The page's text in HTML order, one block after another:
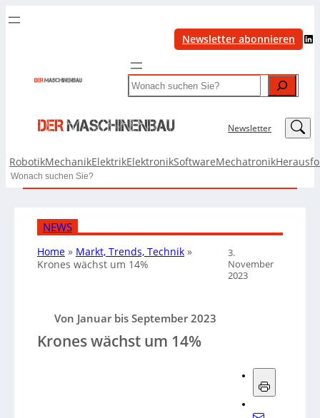
Newsletter abonnieren LinkedIn
Search
Newsletter LinkedIn
RobotikMechanikElektrikElektronikSoftwareMechatronik
Search
NEWS
Home» Markt, Trends, Technik»
Krones wächst um 14%
3.
November
2023
Von Januar bis September 2023
Krones wächst um 14%